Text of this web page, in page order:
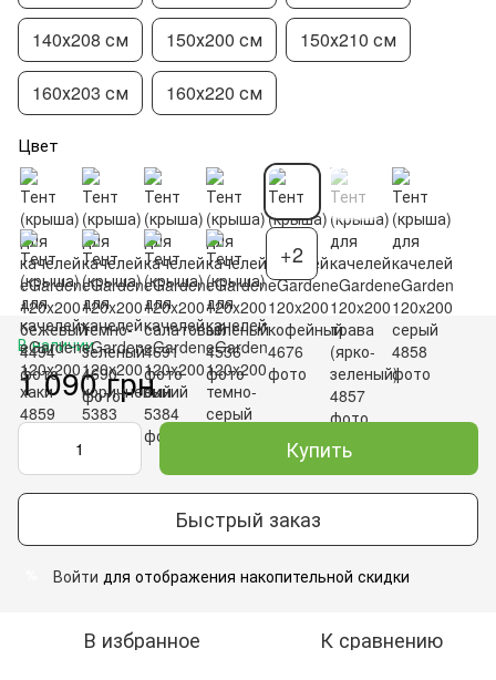
140х208 см 150х200 см 150х210 см
160х203 см 160х220 см
Цвет
+2
В наличии
1 090 грн
Купить
Быстрый заказ
Войти для отображения накопительной скидки
В избранное К сравнению